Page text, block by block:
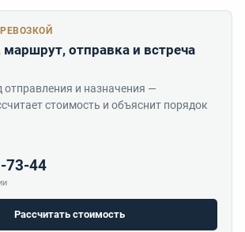
отправка и встреча
отправления и назначения —
стоимость и объяснит порядок
73-44
Рассчитать стоимость